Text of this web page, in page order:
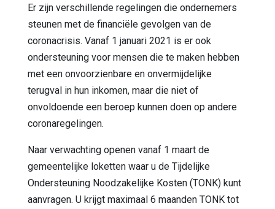
Er zijn verschillende regelingen die ondernemers
steunen met de financiële gevolgen van de
coronacrisis. Vanaf 1 januari 2021 is er ook
ondersteuning voor mensen die te maken hebben
met een onvoorzienbare en onvermijdelijke
terugval in hun inkomen, maar die niet of
onvoldoende een beroep kunnen doen op andere
coronaregelingen.
Naar verwachting openen vanaf 1 maart de
gemeentelijke loketten waar u de Tijdelijke
Ondersteuning Noodzakelijke Kosten (TONK) kunt
aanvragen. U krijgt maximaal 6 maanden TONK tot